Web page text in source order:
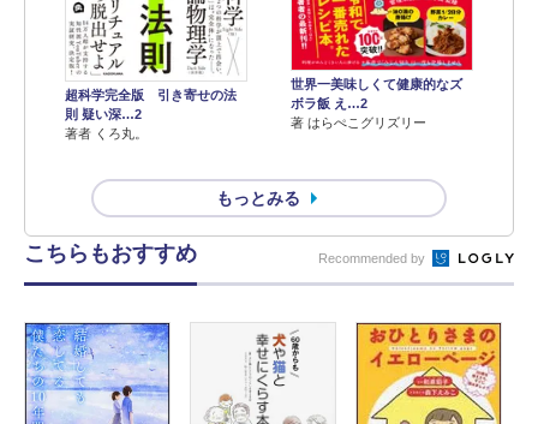
超科学完全版 引き寄せの法
則 疑い深…2
著者 くろ丸。
世界一美味しくて健康的なズ
ボラ飯 え…2
著 はらぺこグリズリー
もっとみる
こちらもおすすめ Recommended by